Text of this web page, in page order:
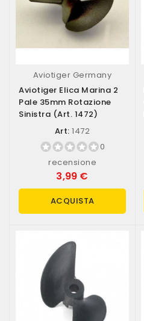
Aviotiger Germany
Aviotiger Elica Marina 2
Pale 35mm Rotazione
Sinistra (art. 1472)
Art: 1472
0
recensione
3,99 €
ACQUISTA